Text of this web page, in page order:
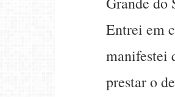
Entrei em
manifestei
prestar o